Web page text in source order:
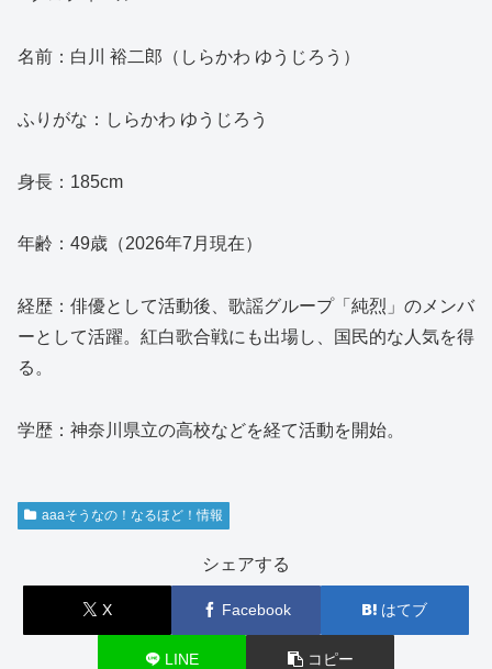
名前：白川 裕二郎（しらかわ ゆうじろう）
ふりがな：しらかわ ゆうじろう
身長：185cm
年齢：49歳（2026年7月現在）
経歴：俳優として活動後、歌謡グループ「純烈」のメンバ
ーとして活躍。紅白歌合戦にも出場し、国民的な人気を得
る。
学歴：神奈川県立の高校などを経て活動を開始。
aaaそうなの！なるほど！情報
シェアする
X Facebook はてブ
LINE コピー